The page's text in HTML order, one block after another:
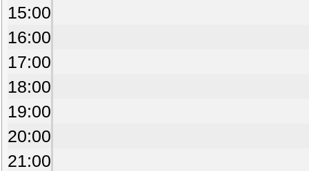
15:00
16:00
17:00
18:00
19:00
20:00
21:00